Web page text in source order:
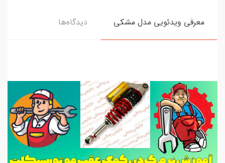
معرفی ویدئویی مدل مشکی دیدگاه‌ها